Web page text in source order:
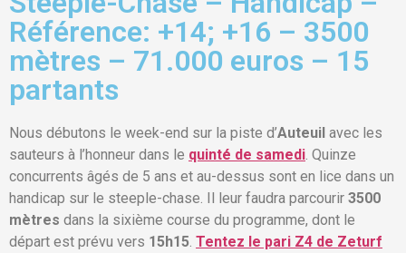
Référence: +14; +16 – 3500
mètres – 71.000 euros – 15
partants
Nous débutons le week-end sur la piste d’Auteuil avec les
sauteurs à l’honneur dans le quinté de samedi . Quinze
concurrents âgés de 5 ans et au-dessus sont en lice dans un
handicap sur le steeple-chase. Il leur faudra parcourir 3500
mètres dans la sixième course du programme, dont le
départ est prévu vers 15h15 Tentez le pari Z4 de Zeturf